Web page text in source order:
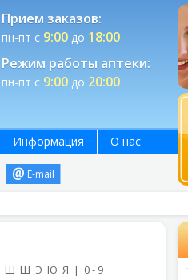
Прием заказов:
пн-пт с 9:00до 18:00
Режим работы аптеки:
пн-пт с 9:00до 20:00
E-mail
Информация О нас
Ш Щ Э Ю Я | 0 - 9